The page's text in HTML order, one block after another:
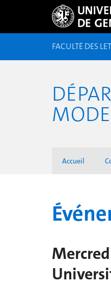
FACULTÉ DES
Accueil